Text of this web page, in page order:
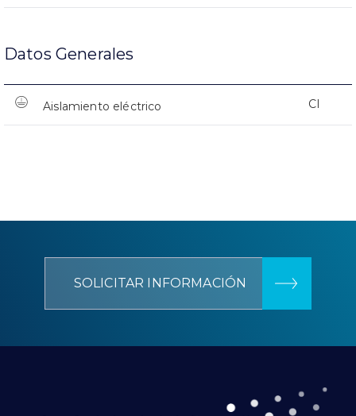
Datos Generales
Aislamiento eléctrico CI
SOLICITAR INFORMACIÓN